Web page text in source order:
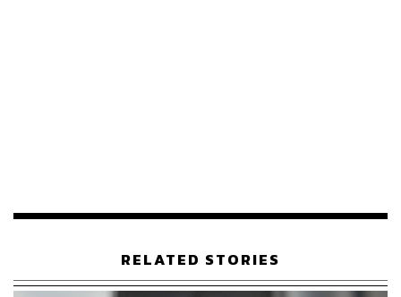
RELATED STORIES